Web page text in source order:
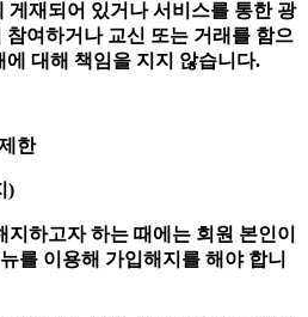
재되어 있거나 서비스를 통한 광
여하거나 교신 또는 거래를 함으
대해 책임을 지지 않습니다.
한
)
하고자 하는 때에는 회원 본인이
를 이용해 가입해지를 해야 합니